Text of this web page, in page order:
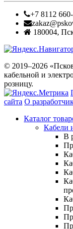
+7 8112
180004,
© 2019–2026
кабельной и
розницу.
сайта О
Каталог
Кабели
В